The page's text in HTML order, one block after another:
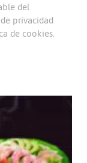
del
privacidad
de cookies.